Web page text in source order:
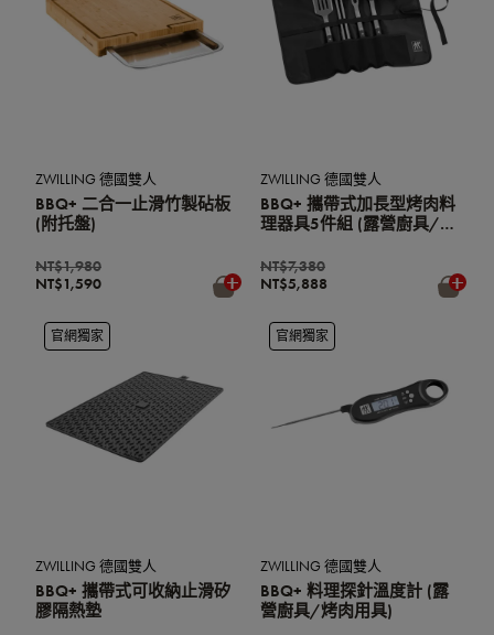
ZWILLING 德國雙人
BBQ+ 二合一止滑竹製砧板
(附托盤)
NT$1,590
NT$1,980
ZWILLING 德國雙人
BBQ+ 攜帶式加長型烤肉料
理器具5件組 (露營廚具/烤
鏟/刷具)
NT$5,888
NT$7,380
官網獨家
ZWILLING 德國雙人
BBQ+ 攜帶式可收納止滑矽
膠隔熱墊
官網獨家
ZWILLING 德國雙人
BBQ+ 料理探針溫度計 (露
營廚具/烤肉用具)